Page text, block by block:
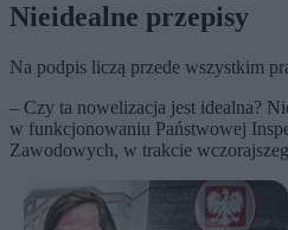
Nieidealne przepisy
Na podpis liczą przede wszystkim
– Czy ta nowelizacja jest idealna?
w funkcjonowaniu Państwowej
Zawodowych, w trakcie